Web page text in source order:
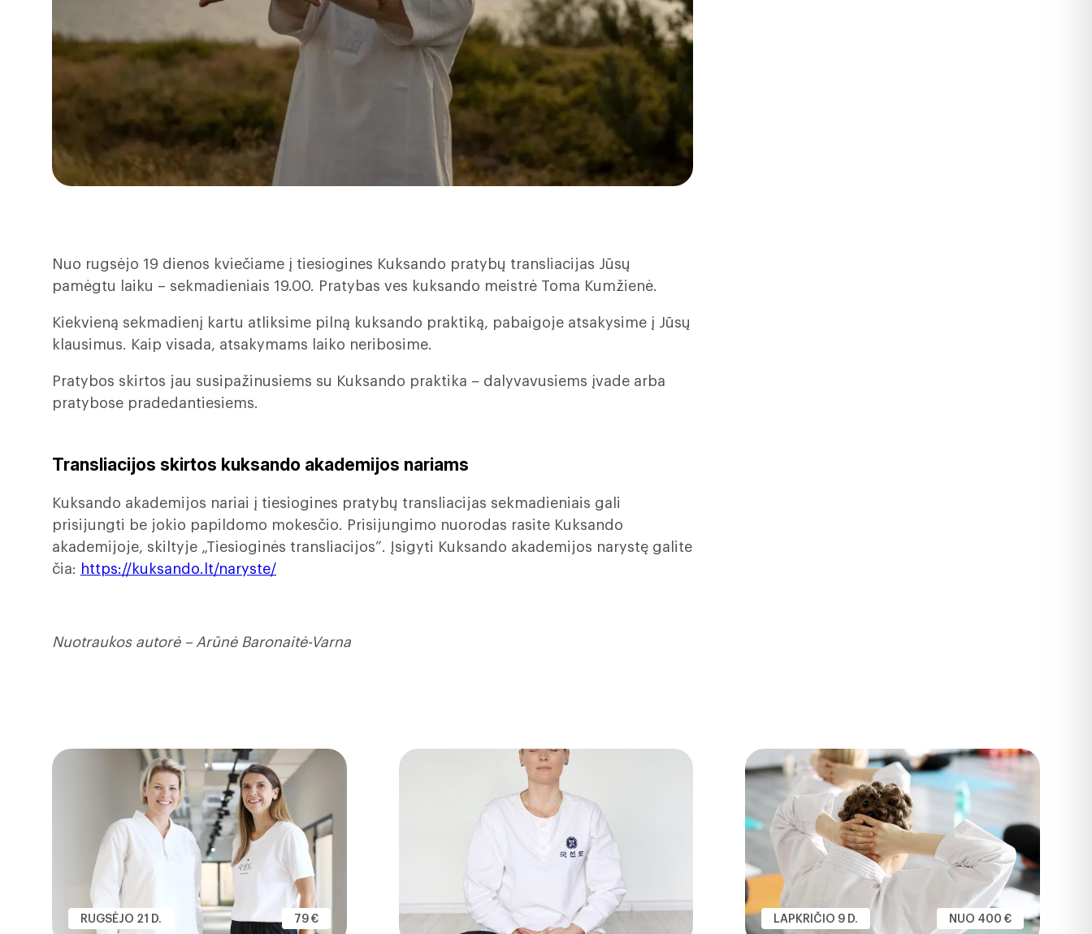
Nuo rugsėjo 19 dienos kviečiame į tiesiogines Kuksando pratybų transliacijas Jūsų
pamėgtu laiku – sekmadieniais 19.00. Pratybas ves kuksando meistrė Toma Kumžienė.
Kiekvieną sekmadienį kartu atliksime pilną kuksando praktiką, pabaigoje atsakysime į Jūsų
klausimus. Kaip visada, atsakymams laiko neribosime.
Pratybos skirtos jau susipažinusiems su Kuksando praktika – dalyvavusiems įvade arba
pratybose pradedantiesiems.
Transliacijos skirtos kuksando akademijos nariams
Kuksando akademijos nariai į tiesiogines pratybų transliacijas sekmadieniais gali
prisijungti be jokio papildomo mokesčio. Prisijungimo nuorodas rasite Kuksando
akademijoje, skiltyje „Tiesioginės transliacijos”. Įsigyti Kuksando akademijos narystę galite
čia: https://kuksando.lt/naryste/
Nuotraukos autorė – Arūnė Baronaitė-Varna
RUGSĖJO 21 D. 79 € LAPKRIČIO 9 D. NUO 400 €